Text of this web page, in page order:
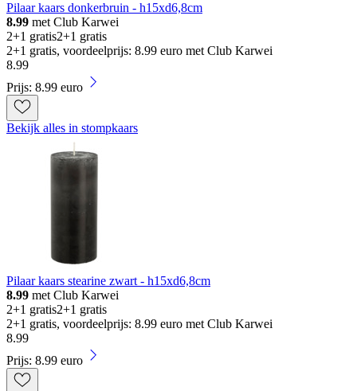
Pilaar kaars donkerbruin - h15xd6,8cm
8.99 met Club Karwei
2+1 gratis2+1 gratis
2+1 gratis, voordeelprijs: 8.99 euro met Club Karwei
8.99
Prijs: 8.99 euro
Bekijk alles in stompkaars
Pilaar kaars stearine zwart - h15xd6,8cm
8.99 met Club Karwei
2+1 gratis2+1 gratis
2+1 gratis, voordeelprijs: 8.99 euro met Club Karwei
8.99
Prijs: 8.99 euro